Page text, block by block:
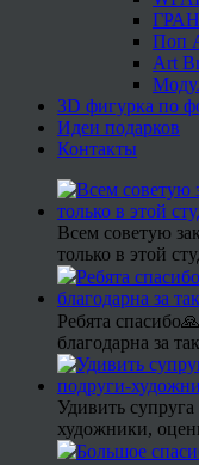
Поп
Art
3D фигурка по
Идеи подарков
Контакты
Всем советую
только в этой
Ребята
благодарна за
Удивить
художники,